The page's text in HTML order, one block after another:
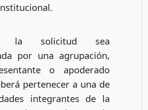
la solicitud sea
por una agrupación,
o apoderado
pertenecer a una de
integrantes de la